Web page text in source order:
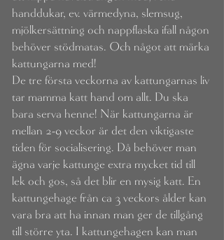
handdukar, ev. värmedyna, slemsug,
mjölkersättning och nappflaska ifall någon
behöver stödmatas. Och något att märka
kattungarna med!
De tre första veckorna av kattungarnas liv
tar mamma katt hand om allt. Du ska
bara serva henne! När kattungarna är
mellan 2-9 veckor är det den viktigaste
tiden för socialisering. Då behöver man
ägna varje kattunge extra mycket tid till
lek och gos, så det blir en mysig katt. En
kattungehage från ca 3 veckors ålder kan
vara bra att ha innan man ger de tillgång
till större yta. I kattungehagen kan man